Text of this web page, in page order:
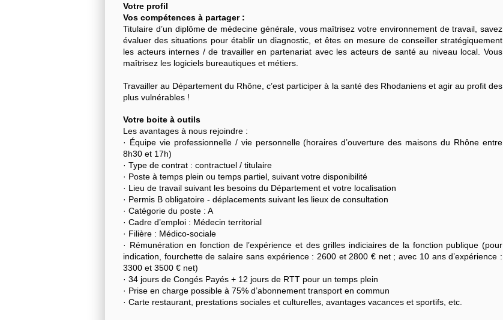
Votre profil
Vos compétences à partager :
Titulaire d’un diplôme de médecine générale, vous maîtrisez votre environnement de travail, savez
évaluer des situations pour établir un diagnostic, et êtes en mesure de conseiller stratégiquement
les acteurs internes / de travailler en partenariat avec les acteurs de santé au niveau local. Vous
maîtrisez les logiciels bureautiques et métiers.
Travailler au Département du Rhône, c’est participer à la santé des Rhodaniens et agir au profit des
plus vulnérables !
Votre boite à outils
Les avantages à nous rejoindre :
· Équipe vie professionnelle / vie personnelle (horaires d’ouverture des maisons du Rhône entre
8h30 et 17h)
· Type de contrat : contractuel / titulaire
· Poste à temps plein ou temps partiel, suivant votre disponibilité
· Lieu de travail suivant les besoins du Département et votre localisation
· Permis B obligatoire - déplacements suivant les lieux de consultation
· Catégorie du poste : A
· Cadre d’emploi : Médecin territorial
· Filière : Médico-sociale
· Rémunération en fonction de l’expérience et des grilles indiciaires de la fonction publique (pour
indication, fourchette de salaire sans expérience : 2600 et 2800 € net ; avec 10 ans d’expérience :
3300 et 3500 € net)
· 34 jours de Congés Payés + 12 jours de RTT pour un temps plein
· Prise en charge possible à 75% d’abonnement transport en commun
· Carte restaurant, prestations sociales et culturelles, avantages vacances et sportifs, etc.